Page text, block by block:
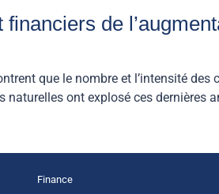
de
que le nombre et l’intensité
ont explosé ces dernières
Finance